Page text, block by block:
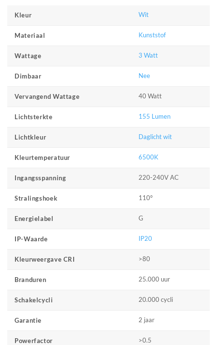
Kleur Wit
Materiaal Kunststof
Wattage 3 Watt
Dimbaar Nee
Vervangend Wattage 40 Watt
Lichtsterkte 155 Lumen
Lichtkleur Daglicht wit
Kleurtemperatuur 6500K
Ingangsspanning 220-240V AC
Stralingshoek 110°
Energielabel G
IP-Waarde IP20
Kleurweergave CRI >80
Branduren 25.000 uur
Schakelcycli 20.000 cycli
Garantie 2 jaar
Powerfactor >0.5